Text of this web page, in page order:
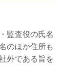
監査役の氏名
のほか住所も
外である旨を